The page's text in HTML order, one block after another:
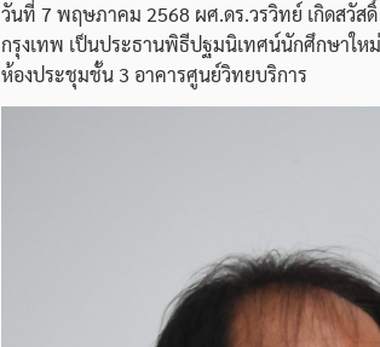
วันที่ 7 พฤษภาคม 2568 ผศ.ดร.วรวิทย์ เกิดสวัส
กรุงเทพ เป็นประธานพิธีปฐมนิเทศน์นักศึกษาให
ห้องประชุมชั้น 3 อาคารศูนย์วิทยบริการ